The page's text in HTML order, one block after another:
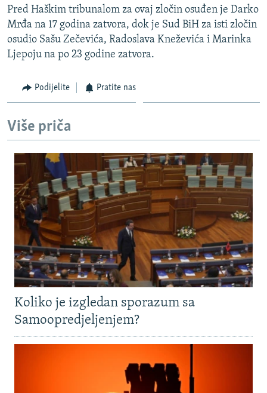
Pred Haškim tribunalom za ovaj zločin osuđen je Darko
Mrđa na 17 godina zatvora, dok je Sud BiH za isti zločin
osudio Sašu Zečevića, Radoslava Kneževića i Marinka
Ljepoju na po 23 godine zatvora.
Podijelite Pratite nas
Više priča
Koliko je izgledan sporazum sa
Samoopredjeljenjem?